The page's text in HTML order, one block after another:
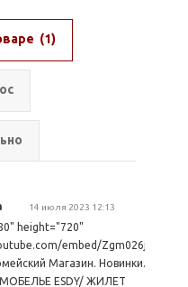
(1)
14 июля 2023 12:13
height="720"
embed/Zgm026j6_a8?
Магазин. Новинки.
ESDY/ ЖИЛЕТ